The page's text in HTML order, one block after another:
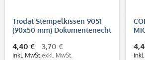
Trodat Stempelkissen 9051
(90x50 mm) Dokumentenecht
4,40 €
inkl. MwSt.
3,70 €
exkl. MwSt.